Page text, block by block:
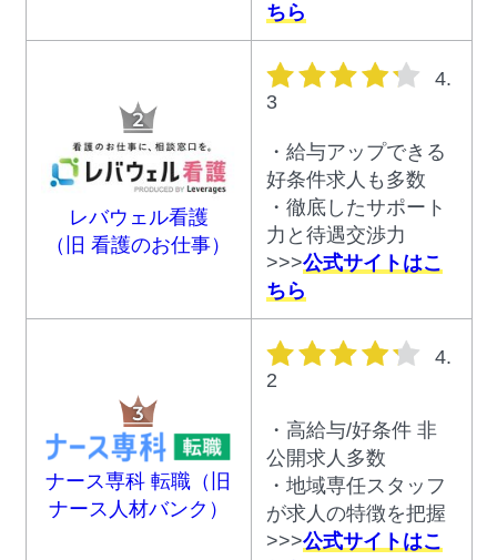
ちら
レバウェル看護
（旧 看護のお仕事）
星の数
4.
3
・給与アップできる
好条件求人も多数
・徹底したサポート
力と待遇交渉力
>>>公式サイトはこ
ちら
ナース専科 転職（旧
ナース人材バンク）
星の数
4.
2
・高給与/好条件 非
公開求人多数
・地域専任スタッフ
が求人の特徴を把握
>>>公式サイトはこ